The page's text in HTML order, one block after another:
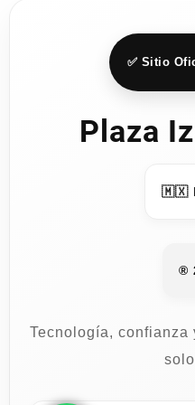
✅ Sitio
Plaza
🇲🇽
®
Tecnología, confianza